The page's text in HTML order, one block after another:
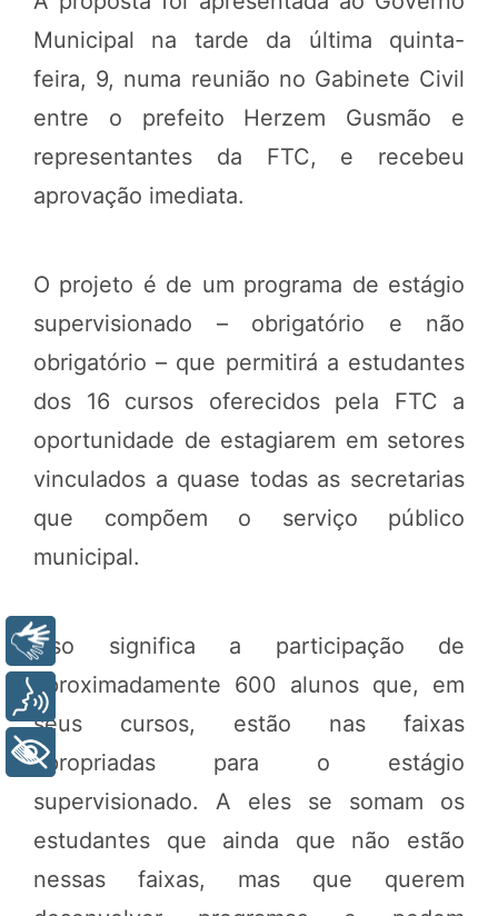
Municipal na tarde da última quinta-
feira, 9, numa reunião no Gabinete Civil
entre o prefeito Herzem Gusmão e
representantes da FTC, e recebeu
aprovação imediata.
O projeto é de um programa de estágio
supervisionado – obrigatório e não
obrigatório – que permitirá a estudantes
dos 16 cursos oferecidos pela FTC a
oportunidade de estagiarem em setores
vinculados a quase todas as secretarias
que compõem o serviço público
municipal.
Isso significa a participação de
aproximadamente 600 alunos que, em
seus cursos, estão nas faixas
apropriadas para o estágio
supervisionado. A eles se somam os
estudantes que ainda que não estão
nessas faixas, mas que querem
Libras
Voz
+ Acessibilidade